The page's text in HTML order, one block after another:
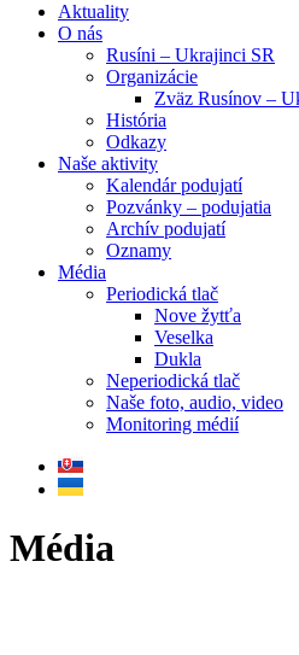
Aktuality
O nás
Rusíni – Ukrajinci SR
Organizácie
Zväz Rusínov –
História
Odkazy
Naše aktivity
Kalendár podujatí
Pozvánky – podujatia
Archív podujatí
Oznamy
Média
Periodická tlač
Nove žytťa
Veselka
Dukla
Neperiodická tlač
Naše foto, audio, video
Monitoring médií
Média